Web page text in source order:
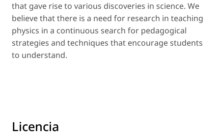
that gave rise to various discoveries in science. We
believe that there is a need for research in teaching
physics in a continuous search for pedagogical
strategies and techniques that encourage students
to understand.
Licencia